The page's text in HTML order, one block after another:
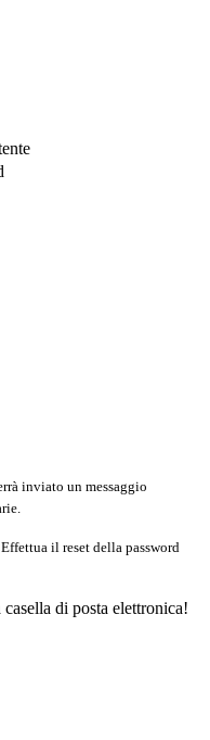
inviato un messaggio
il reset della password
di posta elettronica!